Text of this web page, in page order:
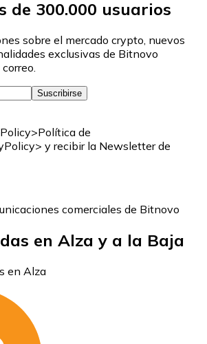
de 300.000 usuarios
sobre el mercado crypto, nuevos
exclusivas de Bitnovo
Suscribirse
de
y recibir la Newsletter de
comerciales de Bitnovo
en Alza y a la Baja
en Alza